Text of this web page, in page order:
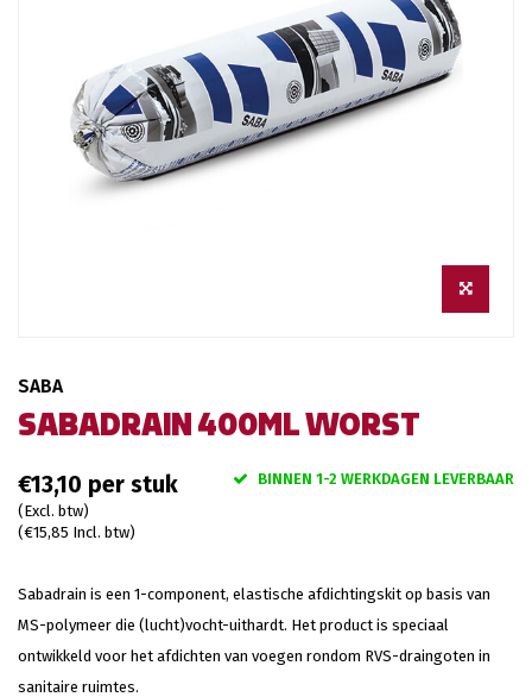
SABADRAIN 400ML WORST
SABA
€13,10
(Excl. btw)
(€15,85 Incl. btw)
BINNEN 1-2 WERKDAGEN LEVERBAAR
Sabadrain is een 1-component, elastische afdichtingskit op basis van
MS-polymeer die (lucht)vocht-uithardt. Het product is speciaal
ontwikkeld voor het afdichten van voegen rondom RVS-draingoten in
sanitaire ruimtes.